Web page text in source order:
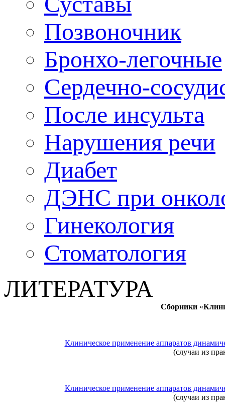
Позвоночник
Бронхо-легочные
Сердечно-
После инсульта
Нарушения речи
Диабет
ДЭНС при
Гинекология
Стоматология
ЛИТЕРАТУРА
Сборники «
Клиническое применение аппаратов
(случаи из
Клиническое применение аппаратов
(случаи из